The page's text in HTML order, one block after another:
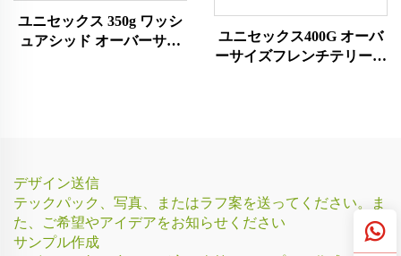
ユニセックス 350g ワッシ
ュアシッド オーバーサイ
ユニセックス400G オーバ
ーサイズフレンチテリー素
デザイン送信
テックパック、写真、またはラフ案を送ってください。ま
た、ご希望やアイデアをお知らせください
サンプル作成